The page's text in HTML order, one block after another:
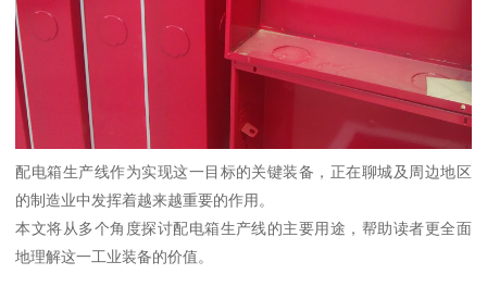
配电箱生产线作为实现这一目标的关键装备，正在聊城及周边地区
的制造业中发挥着越来越重要的作用。
本文将从多个角度探讨配电箱生产线的主要用途，帮助读者更全面
地理解这一工业装备的价值。